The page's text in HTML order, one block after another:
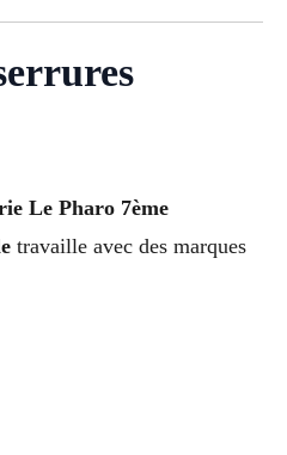
Le Pharo 7ème
travaille avec des marques